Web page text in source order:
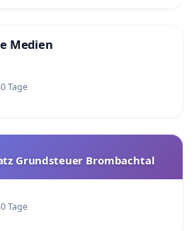
Medien
Tage
Grundsteuer Brombachtal
Tage